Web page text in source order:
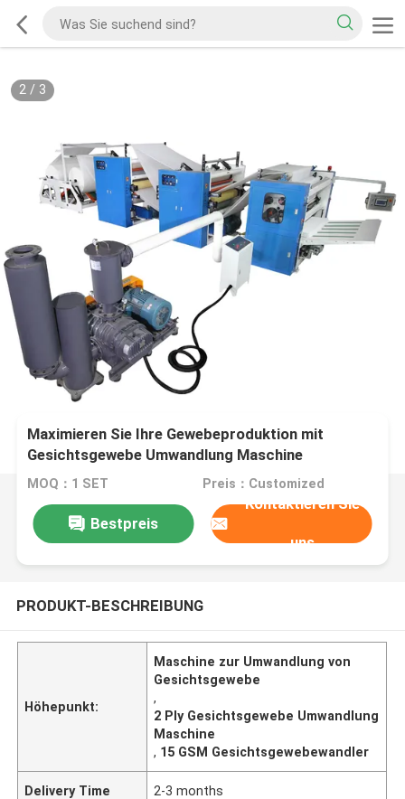
2/ 3
Maximieren Sie Ihre Gewebeproduktion mit
Gesichtsgewebe Umwandlung Maschine
Laminationssystem 15/17gsm*2 Schicht
MOQ：1 SET Preis：Customized
Bestpreis
Kontaktieren Sie
uns
PRODUKT-BESCHREIBUNG
Höhepunkt:
Maschine zur Umwandlung von
Gesichtsgewebe
,
2 Ply Gesichtsgewebe Umwandlung
Maschine
, 15 GSM Gesichtsgewebewandler
Delivery Time 2-3 months